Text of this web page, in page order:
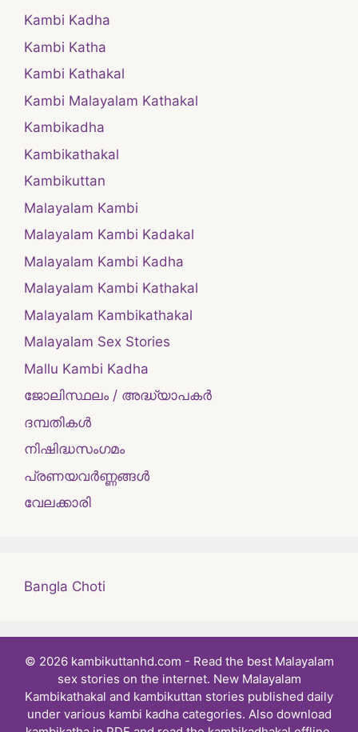
Kambi Kadha
Kambi Katha
Kambi Kathakal
Kambi Malayalam Kathakal
Kambikadha
Kambikathakal
Kambikuttan
Malayalam Kambi
Malayalam Kambi Kadakal
Malayalam Kambi Kadha
Malayalam Kambi Kathakal
Malayalam Kambikathakal
Malayalam Sex Stories
Mallu Kambi Kadha
ജോലിസ്ഥലം / അദ്ധ്യാപകർ
ദമ്പതികള്‍
നിഷിദ്ധസംഗമം
പ്രണയവർണ്ണങ്ങൾ
വേലക്കാരി
Bangla Choti
© 2026 kambikuttanhd.com - Read the best Malayalam
sex stories on the internet. New Malayalam
Kambikathakal and kambikuttan stories published daily
under various kambi kadha categories. Also download